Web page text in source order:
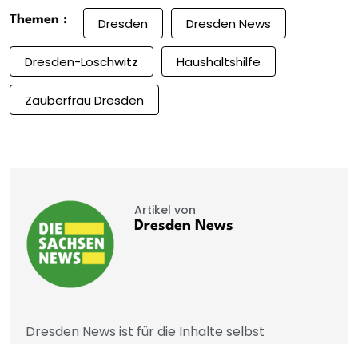
Themen : Dresden Dresden News
Dresden-Loschwitz Haushaltshilfe
Zauberfrau Dresden
Artikel von
Dresden News
Dresden News ist für die Inhalte selbst